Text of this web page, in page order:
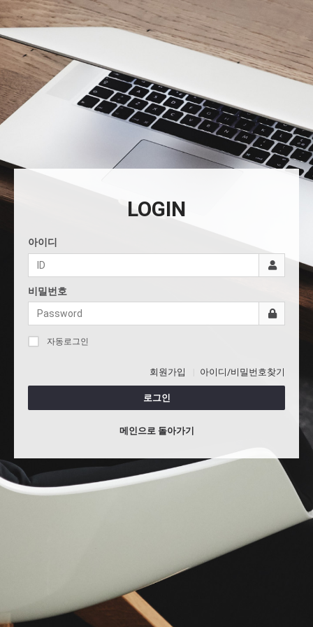
LOGIN
아이디
비밀번호
자동로그인
회원가입 아이디/비밀번호찾기
로그인
메인으로 돌아가기